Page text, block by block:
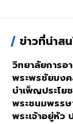
ข่าวที่น่าส
วิทยาลัยการอ
พระพรชัยมง
บำเพ็ญประโย
พระชนมพรรษ
พระเจ้าอยู่หัว